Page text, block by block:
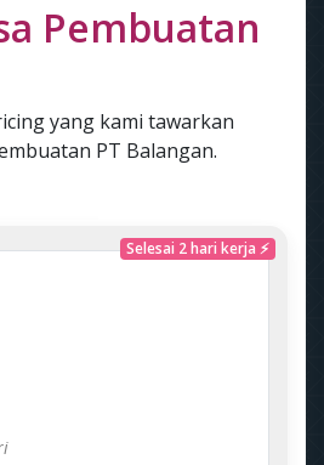
Pembuatan
yang kami tawarkan
PT Balangan.
Selesai 2 hari kerja ⚡